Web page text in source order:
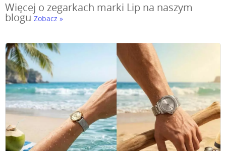
Więcej o zegarkach marki Lip na naszym
bloguZobacz »